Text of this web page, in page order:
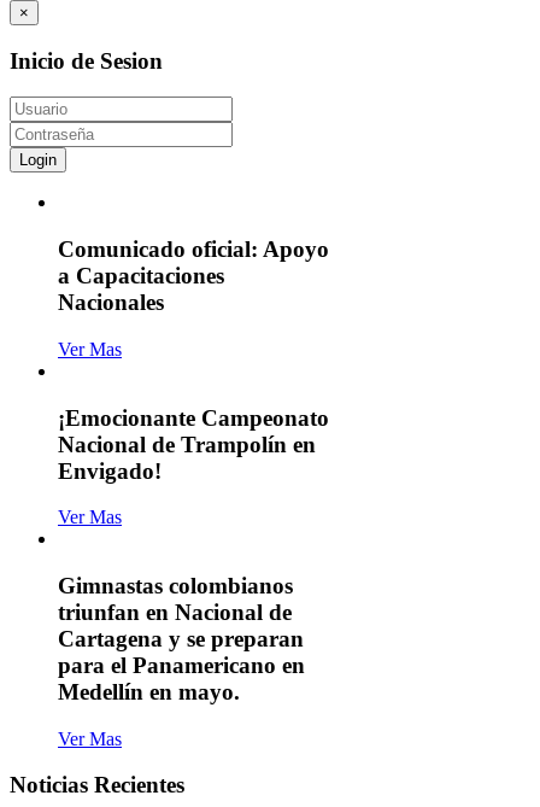
×
Inicio de Sesion
Login
Comunicado oficial: Apoyo
a Capacitaciones
Nacionales
Ver Mas
¡Emocionante Campeonato
Nacional de Trampolín en
Envigado!
Ver Mas
Gimnastas colombianos
triunfan en Nacional de
Cartagena y se preparan
para el Panamericano en
Medellín en mayo.
Ver Mas
Noticias Recientes